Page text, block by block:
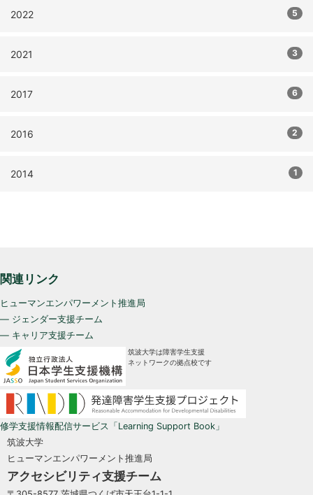
2022 5
2021 3
2017 6
2016 2
2014 1
関連リンク
ヒューマンエンパワーメント推進局
— ジェンダー支援チーム
— キャリア支援チーム
筑波大学は障害学生支援
ネットワークの拠点校です
修学支援情報配信サービス「Learning Support Book」
筑波大学
ヒューマンエンパワーメント推進局
アクセシビリティ支援チーム